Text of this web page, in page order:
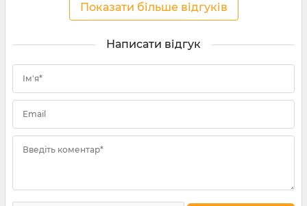
Показати більше відгуків
Написати відгук
Ім'я*
Email
Введіть коментар*